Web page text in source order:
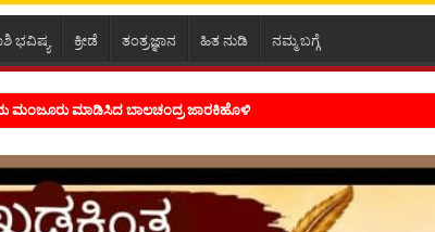
ಭವಿಷ್ಯ ಕ್ರೀಡೆ ತಂತ್ರಜ್ಞಾನ ಹಿತ ನುಡಿ ನಮ್ಮ ಬಗ್ಗೆ
ಮಾಡಿಸಿದ ಬಾಲಚಂದ್ರ ಜಾರಕಿಹೊಳಿ